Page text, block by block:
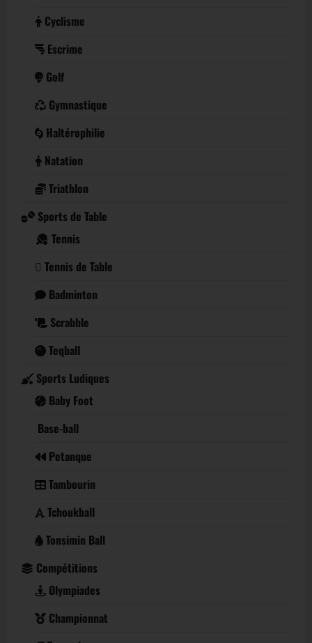
Cyclisme
Escrime
Golf
Gymnastique
Haltérophilie
Natation
Triathlon
Sports de Table
Tennis
Tennis de Table
Badminton
Scrabble
Teqball
Sports Ludiques
Baby Foot
Base-ball
Petanque
Tambourin
Tchoukball
Tonsimin Ball
Compétitions
Olympiades
Championnat